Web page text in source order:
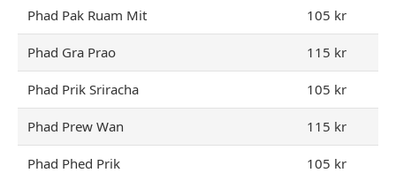
Phad Pak Ruam Mit 105 kr
Phad Gra Prao 115 kr
Phad Prik Sriracha 105 kr
Phad Prew Wan 115 kr
Phad Phed Prik 105 kr